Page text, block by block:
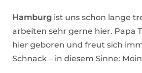
Hamburg ist uns schon lange
arbeiten sehr gerne hier. Papa
hier geboren und freut sich
Schnack – in diesem Sinne: